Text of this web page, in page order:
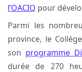
l’OACIQ pour
Parmi les
province, le
son programme
durée de 270